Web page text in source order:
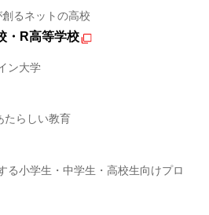
るネットの高校
・R高等学校
ン大学
たらしい教育
る小学生・中学生・高校生向けプロ